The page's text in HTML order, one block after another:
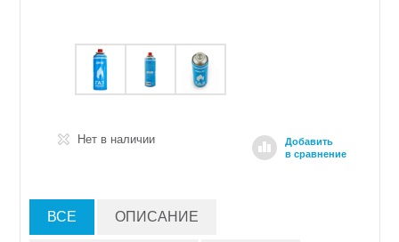
Добавить
в сравнение
Нет в наличии
ВСЕ ОПИСАНИЕ